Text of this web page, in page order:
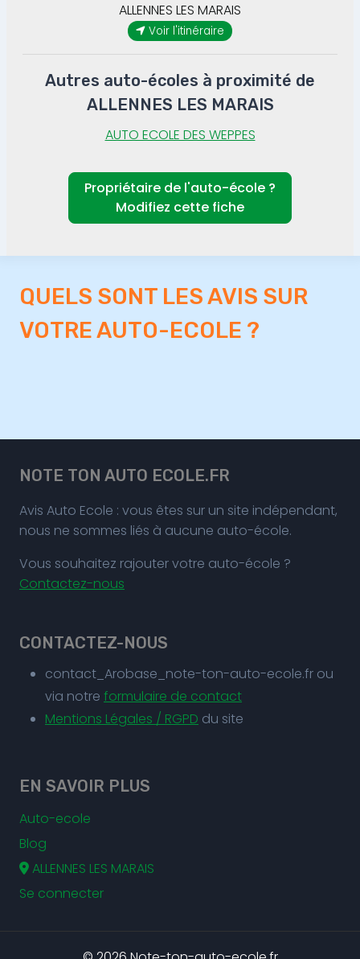
ALLENNES LES MARAIS
Voir l'itinéraire
Autres auto-écoles à proximité de
ALLENNES LES MARAIS
AUTO ECOLE DES WEPPES
Propriétaire de l'auto-école ?
Modifiez cette fiche
QUELS SONT LES AVIS SUR
VOTRE AUTO-ECOLE ?
NOTE TON AUTO ECOLE.FR
Avis Auto Ecole : vous êtes sur un site indépendant,
nous ne sommes liés à aucune auto-école.
Vous souhaitez rajouter votre auto-école ?
Contactez-nous
CONTACTEZ-NOUS
contact_Arobase_note-ton-auto-ecole.fr ou
via notre formulaire de contact
Mentions Légales / RGPD du site
EN SAVOIR PLUS
Auto-ecole
Blog
ALLENNES LES MARAIS
Se connecter